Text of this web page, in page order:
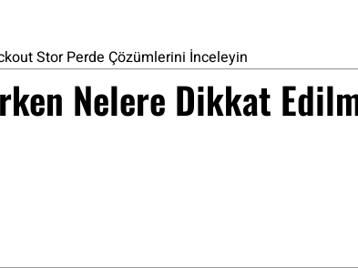
Stor Perde Çözümlerini İnceleyin
Nelere Dikkat